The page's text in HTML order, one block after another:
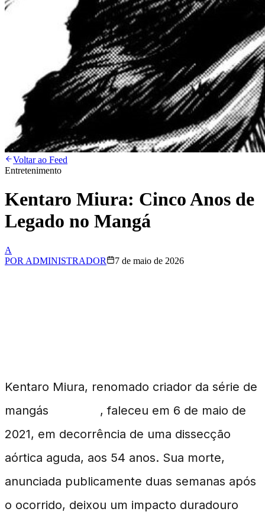
Voltar ao Feed
Entretenimento
Kentaro Miura: Cinco Anos de
Legado no Mangá
A
POR ADMINISTRADOR 7 de maio de 2026
Kentaro Miura, renomado criador da série de
mangás
, faleceu em 6 de maio de
2021, em decorrência de uma dissecção
aórtica aguda, aos 54 anos. Sua morte,
anunciada publicamente duas semanas após
o ocorrido, deixou um impacto duradouro